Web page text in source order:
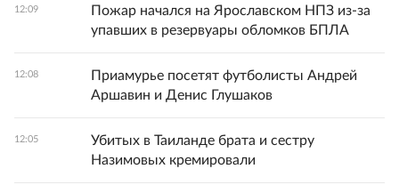
12:09
Пожар начался на Ярославском НПЗ из-за
упавших в резервуары обломков БПЛА
12:08
Приамурье посетят футболисты Андрей
Аршавин и Денис Глушаков
12:05
Убитых в Таиланде брата и сестру
Назимовых кремировали